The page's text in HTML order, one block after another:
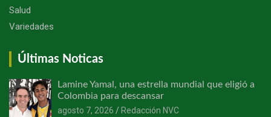
Salud
Variedades
Últimas Noticas
Lamine Yamal, una estrella mundial que eligió a
Colombia para descansar
agosto 7, 2026
Redacción NVC